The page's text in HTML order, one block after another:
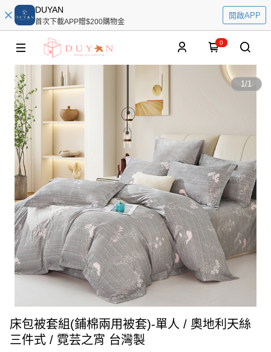
DUYAN
首次下載APP贈$200購物金
開啟APP
0
1/1
床包被套組(鋪棉兩用被套)-單人 / 奧地利天絲
三件式 / 霓芸之宵 台灣製